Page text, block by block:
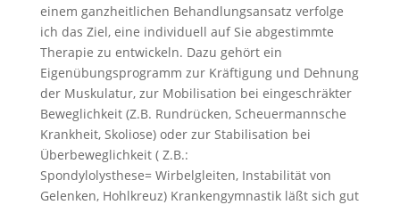
einem ganzheitlichen Behandlungsansatz verfolge
ich das Ziel, eine individuell auf Sie abgestimmte
Therapie zu entwickeln. Dazu gehört ein
Eigenübungsprogramm zur Kräftigung und Dehnung
der Muskulatur, zur Mobilisation bei eingeschräkter
Beweglichkeit (Z.B. Rundrücken, Scheuermannsche
Krankheit, Skoliose) oder zur Stabilisation bei
Überbeweglichkeit ( Z.B.:
Spondylolysthese= Wirbelgleiten, Instabilität von
Gelenken, Hohlkreuz) Krankengymnastik läßt sich gut